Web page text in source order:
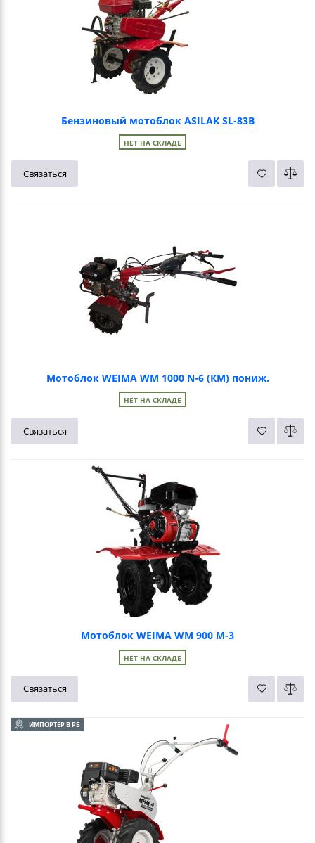
Бензиновый мотоблок ASILAK SL-83B
НЕТ НА СКЛАДЕ
Связаться
Мотоблок WEIMA WM 1000 N-6 (КМ) пониж.
НЕТ НА СКЛАДЕ
Связаться
Мотоблок WEIMA WM 900 М-3
НЕТ НА СКЛАДЕ
Связаться
ИМПОРТЕР В РБ